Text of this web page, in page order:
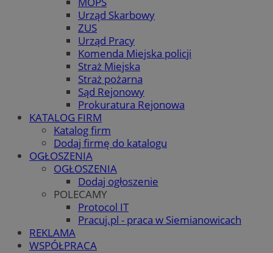
Urząd Skarbowy
ZUS
Urząd Pracy
Komenda Miejska policji
Straż Miejska
Straż pożarna
Sąd Rejonowy
Prokuratura Rejonowa
KATALOG FIRM
Katalog firm
Dodaj firmę do katalogu
OGŁOSZENIA
OGŁOSZENIA
Dodaj ogłoszenie
POLECAMY
Protocol IT
Pracuj.pl - praca w Siemianowicach
REKLAMA
WSPÓŁPRACA